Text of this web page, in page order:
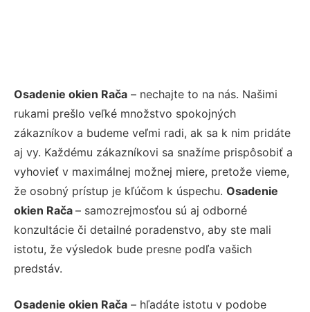
Osadenie okien Rača – nechajte to na nás. Našimi
rukami prešlo veľké množstvo spokojných
zákazníkov a budeme veľmi radi, ak sa k nim pridáte
aj vy. Každému zákazníkovi sa snažíme prispôsobiť a
vyhovieť v maximálnej možnej miere, pretože vieme,
že osobný prístup je kľúčom k úspechu. Osadenie
okien Rača – samozrejmosťou sú aj odborné
konzultácie či detailné poradenstvo, aby ste mali
istotu, že výsledok bude presne podľa vašich
predstáv.
Osadenie okien Rača – hľadáte istotu v podobe